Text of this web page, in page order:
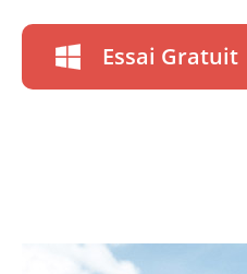
Essai Gratuit